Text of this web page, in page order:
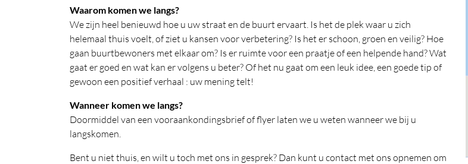
Waarom komen we langs?
We zijn heel benieuwd hoe u uw straat en de buurt ervaart. Is het de plek waar u zich
helemaal thuis voelt, of ziet u kansen voor verbetering? Is het er schoon, groen en veilig? Hoe
gaan buurtbewoners met elkaar om? Is er ruimte voor een praatje of een helpende hand? Wat
gaat er goed en wat kan er volgens u beter? Of het nu gaat om een leuk idee, een goede tip of
gewoon een positief verhaal : uw mening telt!
Wanneer komen we langs?
Doormiddel van een vooraankondingsbrief of flyer laten we u weten wanneer we bij u
langskomen.
Bent u niet thuis, en wilt u toch met ons in gesprek? Dan kunt u contact met ons opnemen om